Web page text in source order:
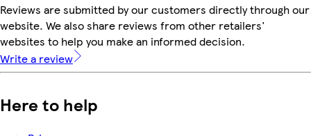
Reviews are submitted by our customers directly through our
website. We also share reviews from other retailers'
websites to help you make an informed decision.
Write a review
Here to help